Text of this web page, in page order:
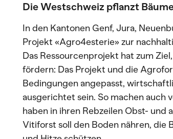
Die Westschweiz pflanzt
In den Kantonen Genf, Jura,
Projekt «Agro4esterie» zur
Das Ressourcenprojekt hat zum
fördern: Das Projekt und die
Bedingungen angepasst,
ausgerichtet sein. So machen auch
haben in ihren Rebzeilen Obst- und
Vitiforst soll den Boden nähren, die